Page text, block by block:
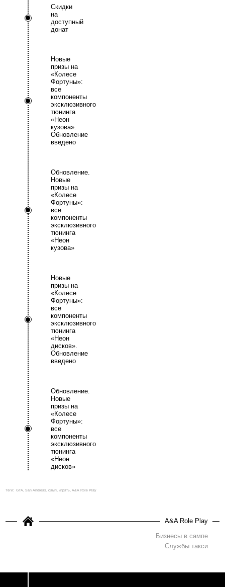
Скидки
на
доступный
донат
Новые
призы на
«Колесе
Фортуны»:
все
компоненты
эксклюзивного
тюнинга
«Неон
кузова».
Обновление
введено
Обновление.
Новые
призы на
«Колесе
Фортуны»:
все
компоненты
эксклюзивного
тюнинга
«Неон
кузова»
Новые
призы на
«Колесе
Фортуны»:
все
компоненты
эксклюзивного
тюнинга
«Неон
дисков».
Обновление
введено
Обновление.
Новые
призы на
«Колесе
Фортуны»:
все
компоненты
эксклюзивного
тюнинга
«Неон
дисков»
Теги: GTA, San Andreas, самп, играть, A&A Role Play
A&A Role Play
Бизнесы в сампе
Службы такси